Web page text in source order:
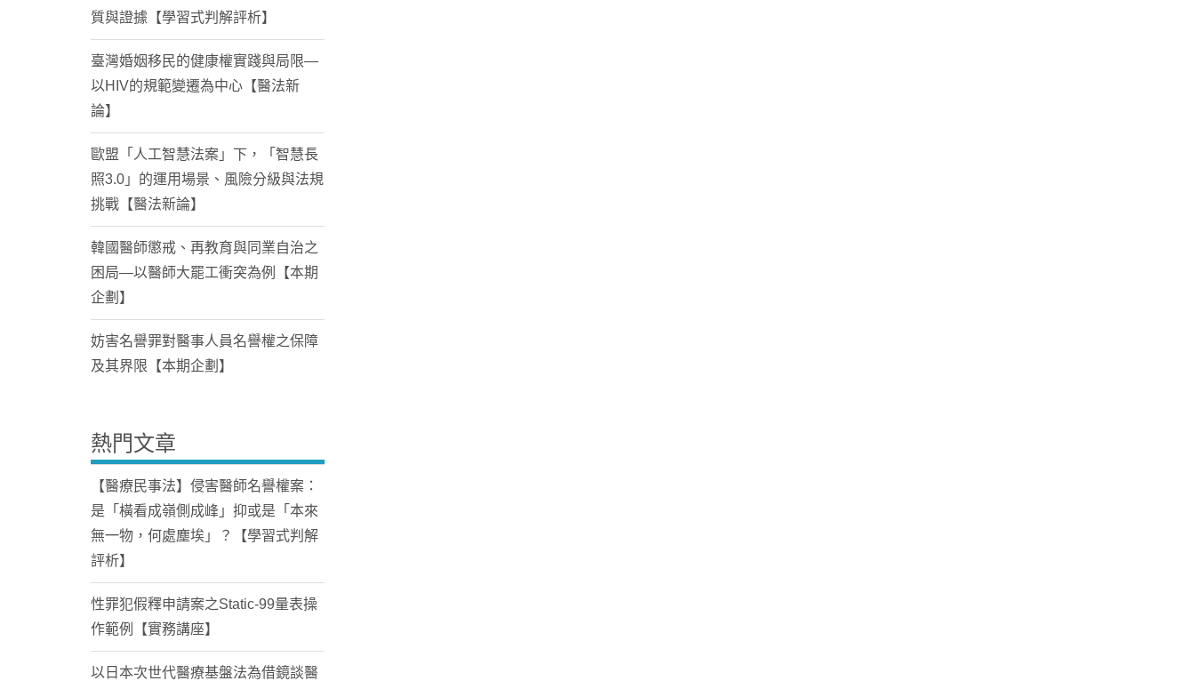
質與證據【學習式判解評析】
臺灣婚姻移民的健康權實踐與局限—
以HIV的規範變遷為中心【醫法新
論】
歐盟「人工智慧法案」下，「智慧長
照3.0」的運用場景、風險分級與法規
挑戰【醫法新論】
韓國醫師懲戒、再教育與同業自治之
困局—以醫師大罷工衝突為例【本期
企劃】
妨害名譽罪對醫事人員名譽權之保障
及其界限【本期企劃】
熱門文章
【醫療民事法】侵害醫師名譽權案：
是「橫看成嶺側成峰」抑或是「本來
無一物，何處塵埃」？【學習式判解
評析】
性罪犯假釋申請案之Static-99量表操
作範例【實務講座】
以日本次世代醫療基盤法為借鏡談醫